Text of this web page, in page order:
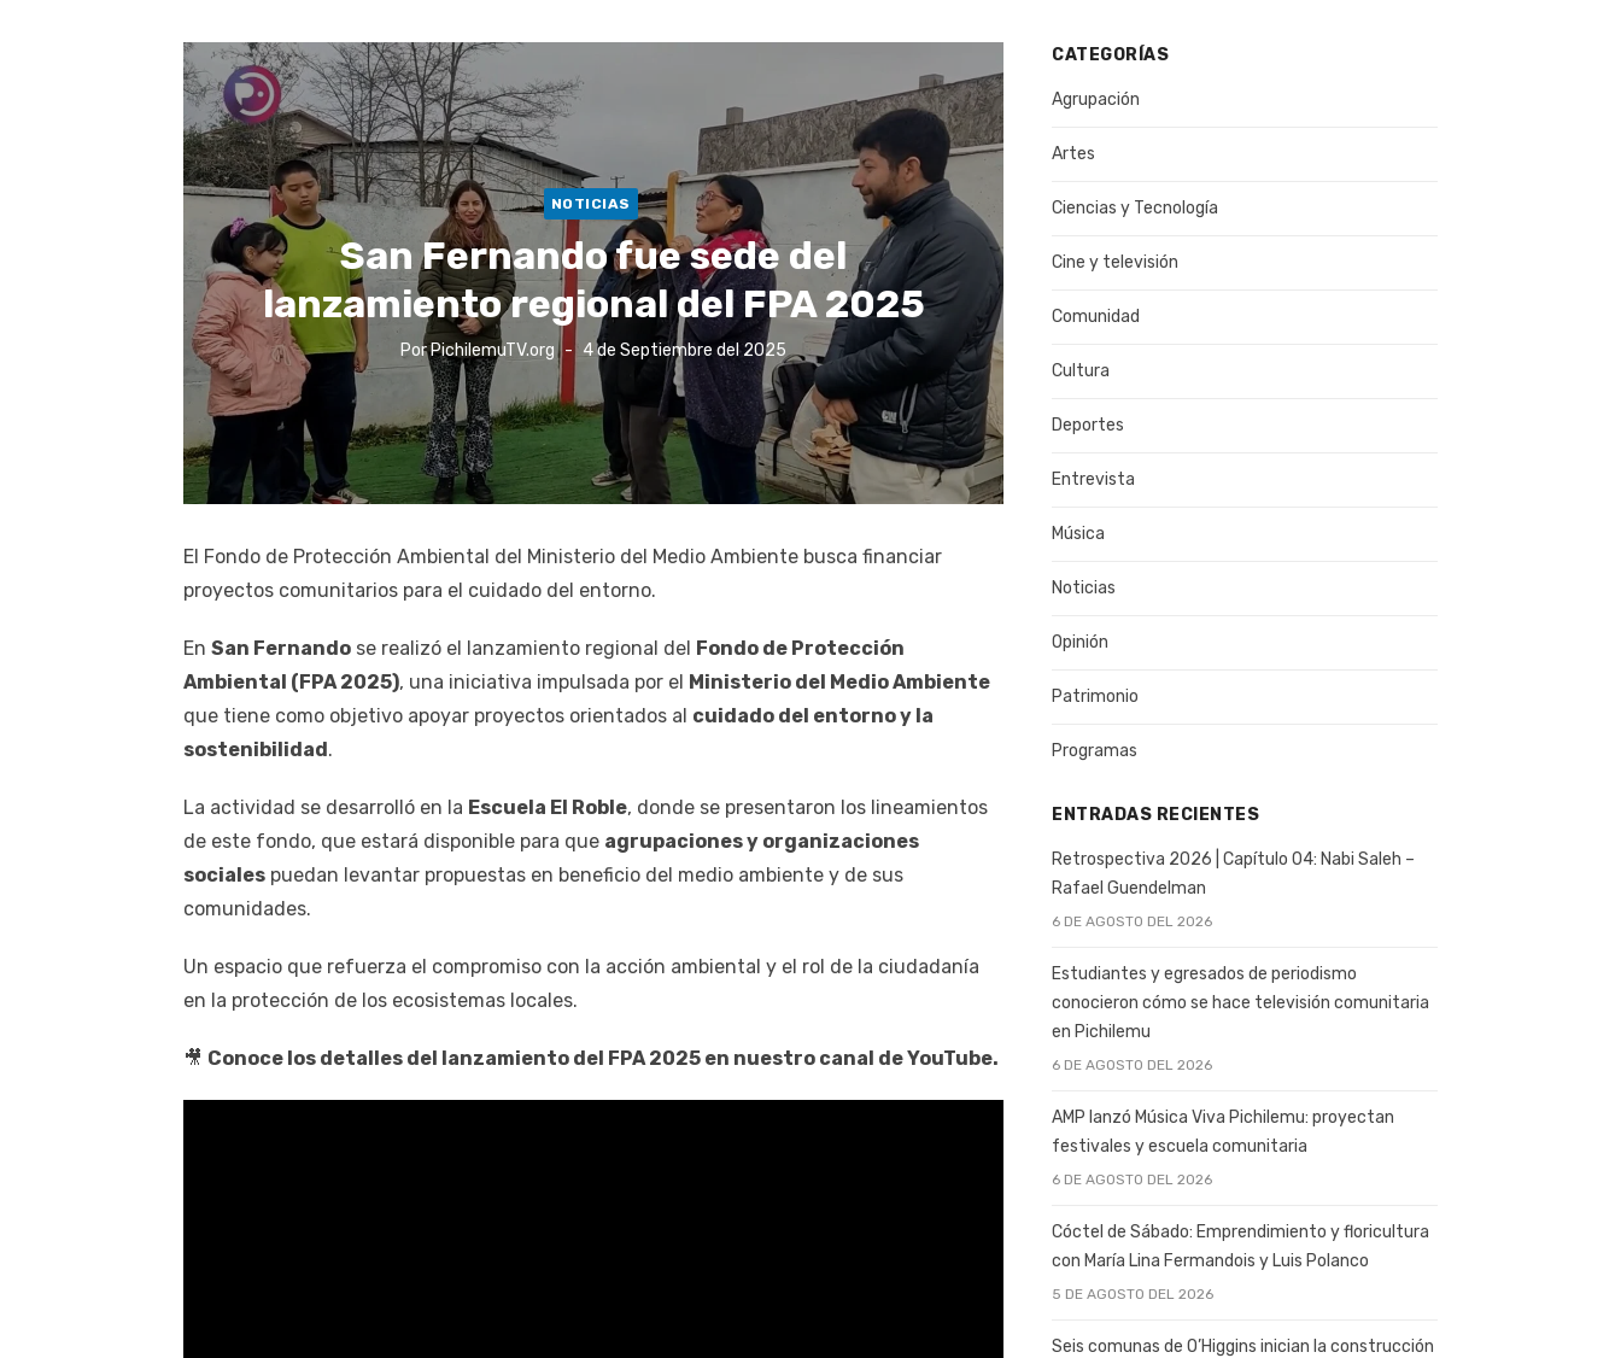
NOTICIAS
San Fernando fue sede del
lanzamiento regional del FPA 2025
PorPichilemuTV.org
Publicado
4 de Septiembre del 2025
El Fondo de Protección Ambiental del Ministerio del Medio Ambiente busca financiar
proyectos comunitarios para el cuidado del entorno.
En San Fernando se realizó el lanzamiento regional del Fondo de Protección
Ambiental (FPA 2025), una iniciativa impulsada por el Ministerio del Medio Ambiente
que tiene como objetivo apoyar proyectos orientados al cuidado del entorno y la
sostenibilidad .
La actividad se desarrolló en la Escuela El Roble, donde se presentaron los lineamientos
de este fondo, que estará disponible para que agrupaciones y organizaciones
sociales puedan levantar propuestas en beneficio del medio ambiente y de sus
comunidades.
Un espacio que refuerza el compromiso con la acción ambiental y el rol de la ciudadanía
en la protección de los ecosistemas locales.
🎥 Conoce los detalles del lanzamiento del FPA 2025 en nuestro canal de YouTube.
CATEGORÍAS
Agrupación
Artes
Ciencias y Tecnología
Cine y televisión
Comunidad
Cultura
Deportes
Entrevista
Música
Noticias
Opinión
Patrimonio
Programas
ENTRADAS RECIENTES
Retrospectiva 2026 | Capítulo 04: Nabi Saleh –
Rafael Guendelman
6 DE AGOSTO DEL 2026
Estudiantes y egresados de periodismo
conocieron cómo se hace televisión comunitaria
en Pichilemu
6 DE AGOSTO DEL 2026
AMP lanzó Música Viva Pichilemu: proyectan
festivales y escuela comunitaria
6 DE AGOSTO DEL 2026
Cóctel de Sábado: Emprendimiento y floricultura
con María Lina Fermandois y Luis Polanco
5 DE AGOSTO DEL 2026
Seis comunas de O’Higgins inician la construcción